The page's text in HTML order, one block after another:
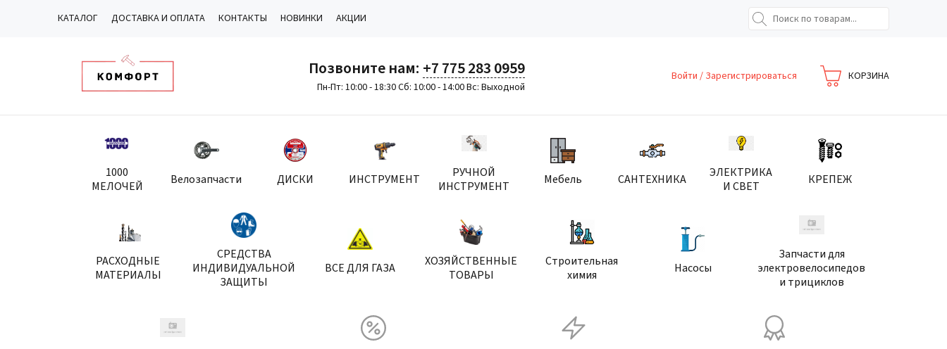
КАТАЛОГ ДОСТАВКА И ОПЛАТА КОНТАКТЫ НОВИНКИ АКЦИИ
Позвоните нам: +7 775 283 0959
Пн-Пт: 10:00 - 18:30 Сб: 10:00 - 14:00 Вс: Выходной
Войти / Зарегистрироваться КОРЗИНА
1000
МЕЛОЧЕЙ
Велозапчасти ДИСКИ ИНСТРУМЕНТ
РУЧНОЙ
ИНСТРУМЕНТ
Мебель САНТЕХНИКА
ЭЛЕКТРИКА
И СВЕТ
КРЕПЕЖ
РАСХОДНЫЕ
МАТЕРИАЛЫ
СРЕДСТВА
ИНДИВИДУАЛЬНОЙ
ЗАЩИТЫ
ВСЕ ДЛЯ ГАЗА
ХОЗЯЙСТВЕННЫЕ
ТОВАРЫ
Строительная
химия
Насосы
Запчасти для
электровелосипедов
и трициклов